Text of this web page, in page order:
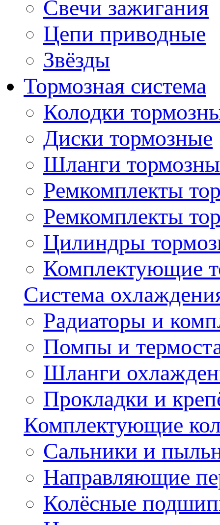
Свечи зажигания
Цепи приводные
Звёзды
Тормозная система
Колодки
Диски тормозные
Шланги
Ремкомплекты
Ремкомплекты
Цилиндры
Комплектующие
Система
Радиаторы и
Помпы и
Шланги
Прокладки и
Комплектующие
Сальники и
Направляющие
Колёсные